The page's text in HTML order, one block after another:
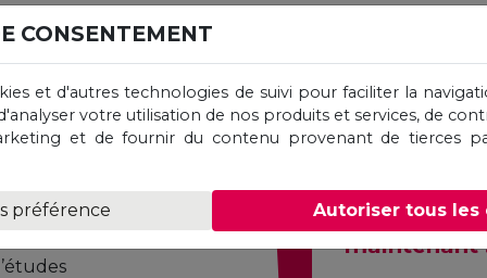
dont vous
Une
une
maintenant
CONSENTEMENT
et d'autres technologies de suivi pour faciliter la
votre utilisation de nos produits et services, de
et de fournir du contenu provenant de tierces
préférence Autoriser tous les